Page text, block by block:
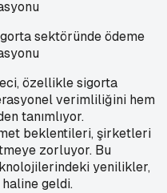
sektöründe ödeme
özellikle sigorta
verimliliğini hem
tanımlıyor.
beklentileri, şirketleri
zorluyor. Bu
yenilikler,
geldi.